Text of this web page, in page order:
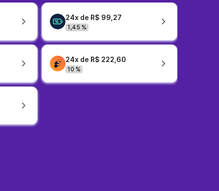
24x de R$ 99,27
1,45 %
24x de R$ 222,60
10 %